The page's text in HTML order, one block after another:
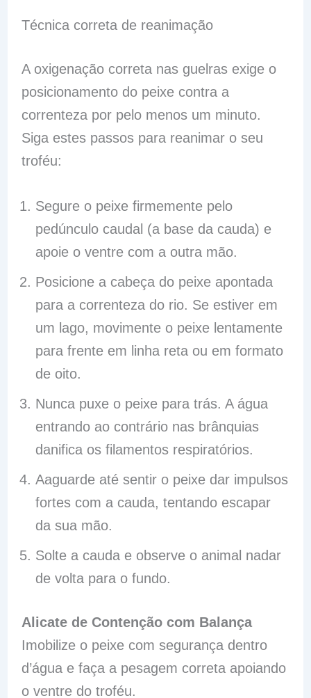
Técnica correta de reanimação
A oxigenação correta nas guelras exige o
posicionamento do peixe contra a
correnteza por pelo menos um minuto.
Siga estes passos para reanimar o seu
troféu:
Segure o peixe firmemente pelo
pedúnculo caudal (a base da cauda) e
apoie o ventre com a outra mão.
Posicione a cabeça do peixe apontada
para a correnteza do rio. Se estiver em
um lago, movimente o peixe lentamente
para frente em linha reta ou em formato
de oito.
Nunca puxe o peixe para trás. A água
entrando ao contrário nas brânquias
danifica os filamentos respiratórios.
Aaguarde até sentir o peixe dar impulsos
fortes com a cauda, tentando escapar
da sua mão.
Solte a cauda e observe o animal nadar
de volta para o fundo.
Alicate de Contenção com Balança
Imobilize o peixe com segurança dentro
d’água e faça a pesagem correta apoiando
o ventre do troféu.